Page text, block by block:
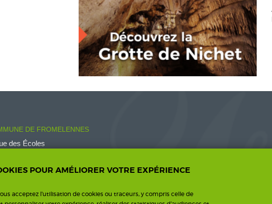
DE FROMELENNES
des Écoles
POUR AMÉLIORER VOTRE EXPÉRIENCE
acceptez l'utilisation de cookies ou traceurs, y compris celle de